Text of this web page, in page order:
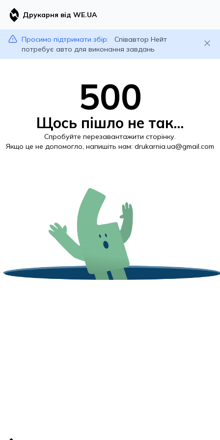
Друкарня від WE.UA
Просимо підтримати збір:
Співавтор Нейт
потребує авто для виконання завдань
500
Щось пішло не так...
Спробуйте перезавантажити сторінку.
Якщо це не допомогло, напишіть нам: drukarnia.ua@gmail.com